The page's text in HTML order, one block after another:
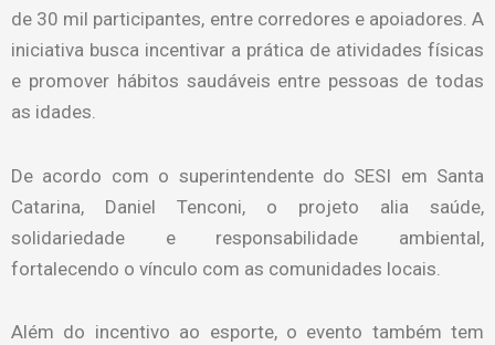
de 30 mil participantes, entre corredores e apoiadores. A
iniciativa busca incentivar a prática de atividades físicas
e promover hábitos saudáveis entre pessoas de todas
as idades.
De acordo com o superintendente do SESI em Santa
Catarina, Daniel Tenconi, o projeto alia saúde,
solidariedade e responsabilidade ambiental,
fortalecendo o vínculo com as comunidades locais.
Além do incentivo ao esporte, o evento também tem